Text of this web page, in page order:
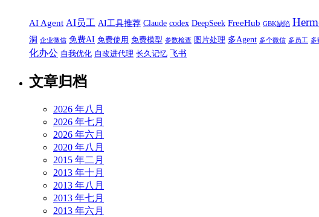
AI Agent AI员工 AI工具推荐 Claude codex DeepSeek FreeHub GBK缺陷
洞 企业微信 免费AI 免费使用 免费模型 参数检查 图片处理 多Agent 多个微信 多员工 多
化办公 自我优化 自改进代理 长久记忆 飞书
文章归档
2026 年八月
2026 年七月
2026 年六月
2020 年八月
2015 年二月
2013 年十月
2013 年八月
2013 年七月
2013 年六月